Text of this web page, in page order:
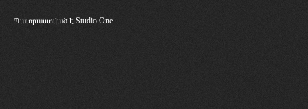
Պատրաստված է Studio One.